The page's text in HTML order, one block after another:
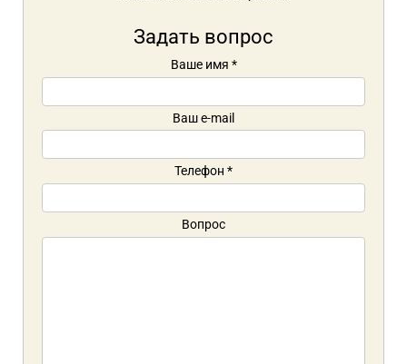
Задать вопрос
Ваше имя *
Ваш e-mail
Телефон *
Вопрос